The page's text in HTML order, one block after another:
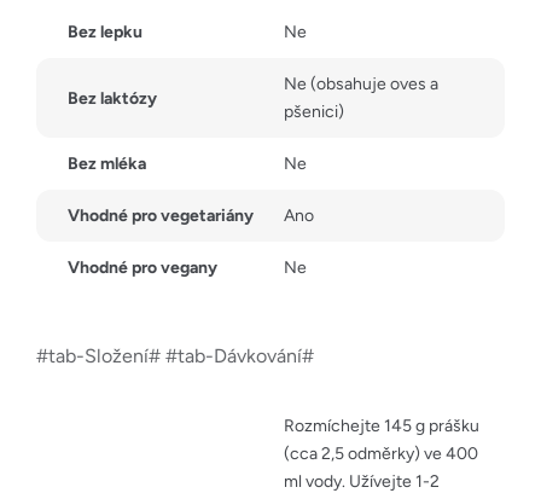
Bez lepku Ne
Bez laktózy
Ne (obsahuje oves a
pšenici)
Bez mléka Ne
Vhodné pro vegetariány Ano
Vhodné pro vegany Ne
#tab-Složení# #tab-Dávkování#
Rozmíchejte 145 g prášku
(cca 2,5 odměrky) ve 400
ml vody. Užívejte 1-2